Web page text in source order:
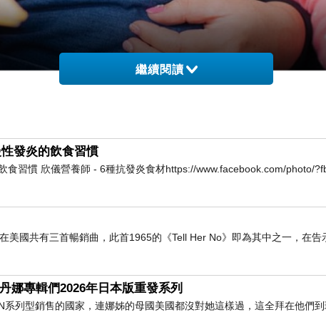
驗。聽起來好像很厲害，事實上是網白小米嘛的心血來潮。
繼續閱讀
發炎的飲食習慣
食習慣 欣儀營養師 - 6種抗發炎食材https://www.facebook.com/photo/
美國共有三首暢銷曲，此首1965的《Tell Her No》即為其中之一，在告
專輯們2026年日本版重發系列
列型銷售的國家，連娜姊的母國美國都沒對她這樣過，這全拜在他們